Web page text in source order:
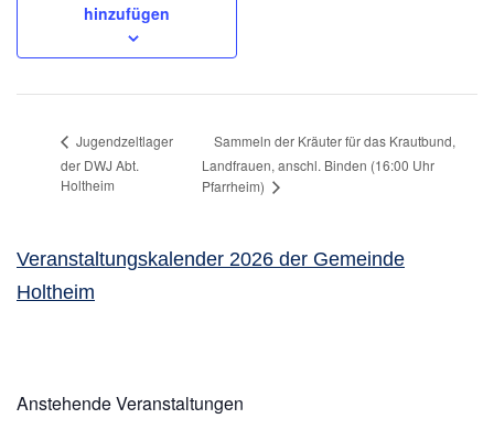
hinzufügen
Jugendzeltlager
der DWJ Abt.
Holtheim
Sammeln der Kräuter für das Krautbund,
Landfrauen, anschl. Binden (16:00 Uhr
Pfarrheim)
Veranstaltungskalender 2026 der Gemeinde
Holtheim
Anstehende Veranstaltungen